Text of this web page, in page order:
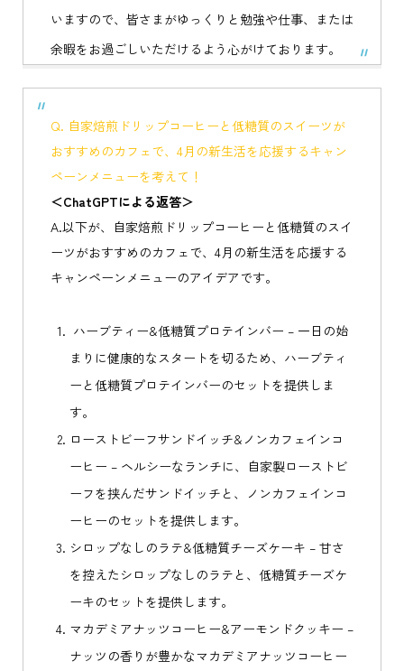
いますので、皆さまがゆっくりと勉強や仕事、または
余暇をお過ごしいただけるよう心がけております。
Q. 自家焙煎ドリップコーヒーと低糖質のスイーツが
おすすめのカフェで、4月の新生活を応援するキャン
ペーンメニューを考えて！
＜ChatGPTによる返答＞
A.以下が、自家焙煎ドリップコーヒーと低糖質のスイ
ーツがおすすめのカフェで、4月の新生活を応援する
キャンペーンメニューのアイデアです。
ハーブティー&低糖質プロテインバー – 一日の始
まりに健康的なスタートを切るため、ハーブティ
ーと低糖質プロテインバーのセットを提供しま
す。
ローストビーフサンドイッチ&ノンカフェインコ
ーヒー – ヘルシーなランチに、自家製ローストビ
ーフを挟んだサンドイッチと、ノンカフェインコ
ーヒーのセットを提供します。
シロップなしのラテ&低糖質チーズケーキ – 甘さ
を控えたシロップなしのラテと、低糖質チーズケ
ーキのセットを提供します。
マカデミアナッツコーヒー&アーモンドクッキー –
ナッツの香りが豊かなマカデミアナッツコーヒー